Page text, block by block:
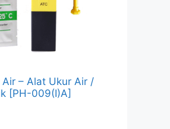
– Alat Ukur Air /
[PH-009(I)A]